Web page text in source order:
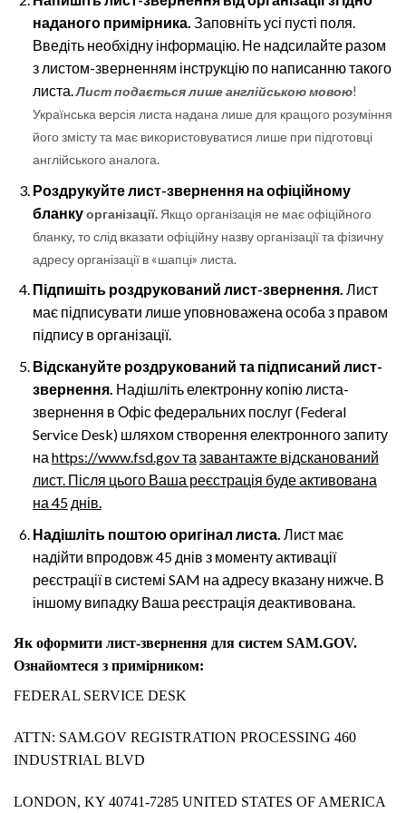
наданого примірника. Заповніть усі пусті поля.
Введіть необхідну інформацію. Не надсилайте разом
з листом-зверненням інструкцію по написанню такого
листа.Листподаєтьсялишеанглійськоюмовою!
Українська версія листа надана лише для кращого розуміння
його змісту та має використовуватися лише при підготовці
англійського аналога.
Роздрукуйте лист-звернення на офіційному
бланкуорганізації.Якщо організація не має офіційного
бланку, то слід вказати офіційну назву організації та фізичну
адресу організації в «шапці» листа.
Підпишіть роздрукований лист-звернення. Лист
має підписувати лише уповноважена особа з правом
підпису в організації.
Відскануйте роздрукований та підписаний лист-
звернення. Надішліть електронну копію листа-
звернення в Офіс федеральних послуг (Federal
Service Desk) шляхом створення електронного запиту
на https://www.fsd.gov та завантажте відсканований
лист. Після цього Ваша реєстрація буде активована
на 45 днів.
Надішліть поштою оригінал листа. Лист має
надійти впродовж 45 днів з моменту активації
реєстрації в системі SAM на адресу вказану нижче. В
іншому випадку Ваша реєстрація деактивована.
Як оформити лист-звернення для систем SAM.GOV.
Ознайомтеся з примірником:
FEDERAL SERVICE DESK
ATTN: SAM.GOV REGISTRATION PROCESSING 460
INDUSTRIAL BLVD
LONDON, KY 40741-7285 UNITED STATES OF AMERICA